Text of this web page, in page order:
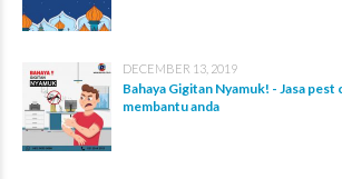
DECEMBER 13, 2019
Bahaya Gigitan Nyamuk! - Jasa
membantu anda